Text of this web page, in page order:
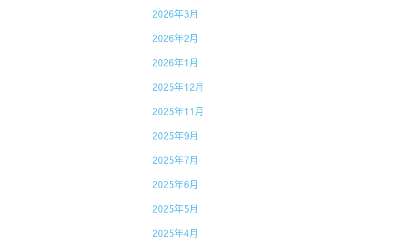
2026年3月
2026年2月
2026年1月
2025年12月
2025年11月
2025年9月
2025年7月
2025年6月
2025年5月
2025年4月